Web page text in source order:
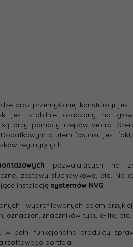
oraz przemyślanej konstrukcji
jest stabilnie osadzony na
przy pomocy rzepów velcro.
atutem fasunku jest fakt,
regulujących.
pozwalających na
zestawy słuchawkowe, etc. Na
instalację systemów NVG.
i wyprofilowanych celem
oznaczeń, znaczników typu e-lite, etc.
pełni funkcjonalne produkty
portfela.